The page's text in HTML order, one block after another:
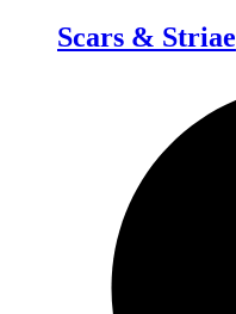
Scars & Striae